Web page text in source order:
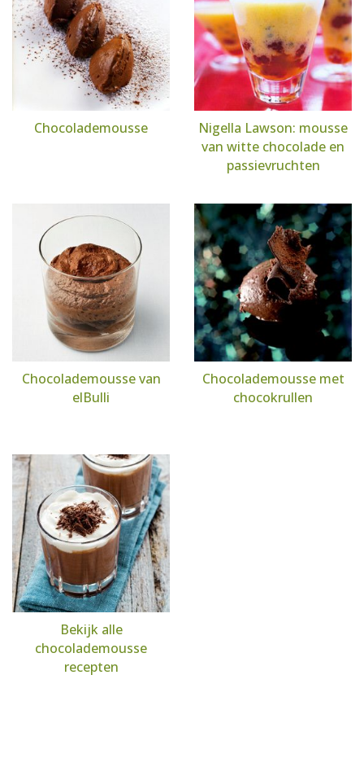
Chocolademousse
Nigella Lawson: mousse
van witte chocolade en
passievruchten
Chocolademousse van
elBulli
Chocolademousse met
chocokrullen
Bekijk alle
chocolademousse
recepten